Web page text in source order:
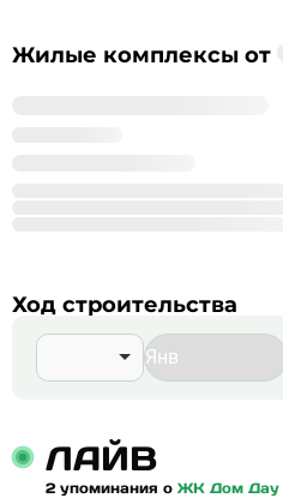
Застройщик
%_NAME_%
Жилые комплексы от
Ход строительства
ЛАЙВ
2 упоминания о ЖК Дом Дау